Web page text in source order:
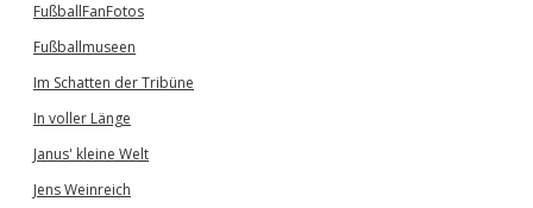
FußballFanFotos
Fußballmuseen
Im Schatten der Tribüne
In voller Länge
Janus' kleine Welt
Jens Weinreich